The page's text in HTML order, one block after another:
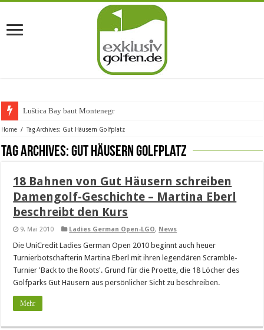
Luštica Bay baut Montenegros
Home / Tag Archives: Gut Häusern Golfplatz
Tag Archives:Gut Häusern Golfplatz
18 Bahnen von Gut Häusern schreiben
Damengolf-Geschichte – Martina Eberl
beschreibt den Kurs
9. Mai 2010 Ladies German Open-LGO, News
Die UniCredit Ladies German Open 2010 beginnt auch heuer
Turnierbotschafterin Martina Eberl mit ihren legendären Scramble-
Turnier 'Back to the Roots'. Grund für die Proette, die 18 Löcher des
Golfparks Gut Häusern aus persönlicher Sicht zu beschreiben.
Mehr